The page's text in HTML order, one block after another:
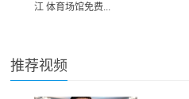
江 体育场馆免费...
推荐视频